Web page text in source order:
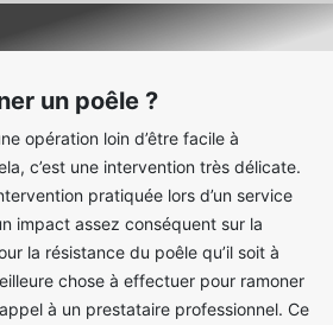
un poêle ?
opération loin d’être facile à
c’est une intervention très délicate.
pratiquée lors d’un service
impact assez conséquent sur la
la résistance du poêle qu’il soit à
chose à effectuer pour ramoner
à un prestataire professionnel. Ce